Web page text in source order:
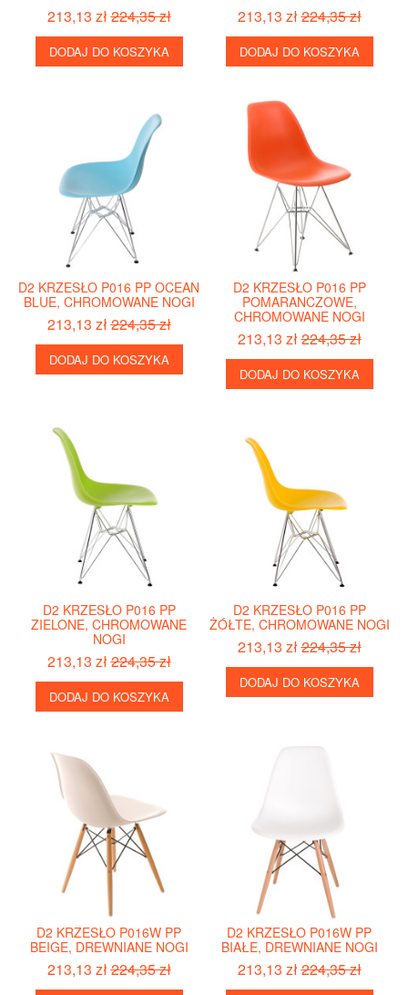
213,13 zł224,35 zł
DODAJ DO KOSZYKA
213,13 zł224,35 zł
DODAJ DO KOSZYKA
D2 KRZESŁO P016 PP OCEAN
BLUE, CHROMOWANE NOGI
213,13 zł224,35 zł
DODAJ DO KOSZYKA
D2 KRZESŁO P016 PP
POMARANCZOWE,
CHROMOWANE NOGI
213,13 zł224,35 zł
DODAJ DO KOSZYKA
D2 KRZESŁO P016 PP
ZIELONE, CHROMOWANE
NOGI
213,13 zł224,35 zł
DODAJ DO KOSZYKA
D2 KRZESŁO P016 PP
ŻÓŁTE, CHROMOWANE NOGI
213,13 zł224,35 zł
DODAJ DO KOSZYKA
D2 KRZESŁO P016W PP
BEIGE, DREWNIANE NOGI
213,13 zł224,35 zł
D2 KRZESŁO P016W PP
BIAŁE, DREWNIANE NOGI
213,13 zł224,35 zł